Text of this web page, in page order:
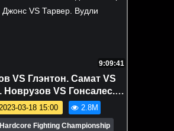
9:09:41
VS Глэнтон. Самат VS
Новрузов VS Гонсалес.
Рой Джонс VS
Тарвер. Вудли
2023-03-18 15:00 2.8M
Hardcore Fighting Championship